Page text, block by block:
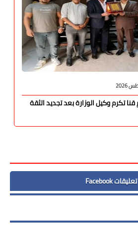
تكرم وكيل الوزارة بعد تجديد الثقة
تعليقات Facebook